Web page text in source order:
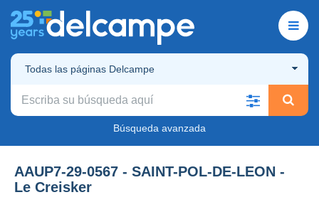
Todas las páginas Delcampe
Búsqueda avanzada
AAUP7-29-0567 - SAINT-POL-DE-LEON -
Le Creisker